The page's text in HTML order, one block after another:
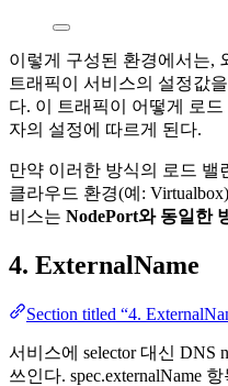
이렇게 구성된 환경에서는,
트래픽이 서비스의 설정값
다. 이 트래픽이 어떻게 로
자의 설정에 따르게 된다.
만약 이러한 방식의 로드 밸
클라우드 환경(예:
비스는 NodePort와 동일한
4. ExternalName
Section titled “4.
서비스에 selector 대신 DNS
쓰인다. spec.externalName